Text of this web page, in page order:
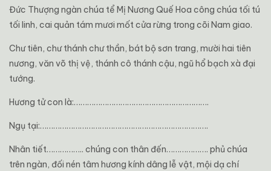
Đức Thượng ngàn chúa tể Mị Nương Quế Hoa công chúa tối tú
tối linh, cai quản tám mươi mốt cửa rừng trong cõi Nam giao.
Chư tiên, chư thánh chư thần, bát bộ sơn trang, mười hai tiên
nương, văn võ thị vệ, thánh cô thánh cậu, ngũ hổ bạch xà đại
tướng.
Hương tử con là:…………………………………………………….
Ngụ tại:………………………………………………………………….
Nhân tiết…………….. chúng con thân đến………………. phủ chúa
trên ngàn, đối nén tâm hương kính dâng lễ vật, mội dạ chí